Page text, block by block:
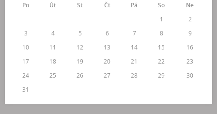
Po
Út St Čt Pá So
Ne
1
2
3
4 5 6 7 8
9
10
11 12 13 14 15
16
17
18 19 20 21 22
23
24
25 26 27 28 29
30
31